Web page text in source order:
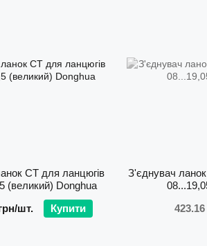
СТ для ланцюгів
(великий) Donghua
шт.
Купити
З'єднувач